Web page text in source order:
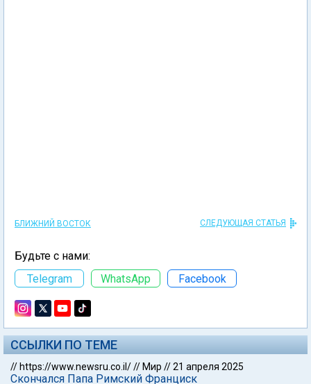
БЛИЖНИЙ ВОСТОК СЛЕДУЮЩАЯ СТАТЬЯ
Будьте с нами:
Telegram
WhatsApp Facebook
ССЫЛКИ ПО ТЕМЕ
// https://www.newsru.co.il/// Мир //21 апреля 2025
Скончался Папа Римский Франциск